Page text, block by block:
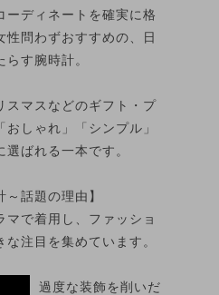
ーディネートを確実に格
性問わずおすすめの、日
す腕時計。
スマスなどのギフト・プ
しゃれ」「シンプル」
選ばれる一本です。
～話題の理由】
で着用し、ファッショ
注目を集めています。
過度な装飾を削いだ